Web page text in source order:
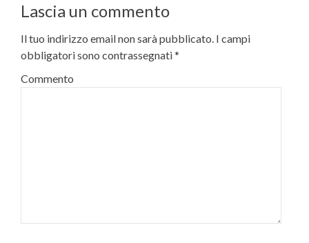
Lascia un commento
Il tuo indirizzo email non sarà pubblicato. I campi
obbligatori sono contrassegnati*
Commento